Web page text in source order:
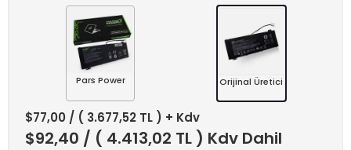
Pars Power Orijinal Üretici
$77,00 / ( 3.677,52 TL ) + Kdv
$92,40 / ( 4.413,02 TL ) Kdv Dahil